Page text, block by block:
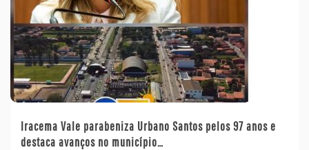
Iracema Vale parabeniza Urbano Santos pelos 97 anos e
destaca avanços no município…